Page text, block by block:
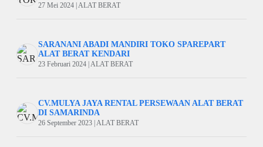
27 Mei 2024 | ALAT BERAT
SARANANI ABADI MANDIRI TOKO SPAREPART
ALAT BERAT KENDARI
23 Februari 2024 | ALAT BERAT
CV.MULYA JAYA RENTAL PERSEWAAN ALAT BERAT
DI SAMARINDA
26 September 2023 | ALAT BERAT